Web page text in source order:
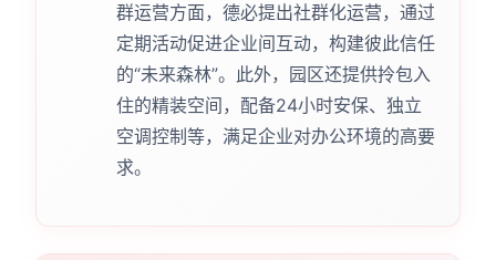
群运营方面，德必提出社群化运营，通过
定期活动促进企业间互动，构建彼此信任
的“未来森林”。此外，园区还提供拎包入
住的精装空间，配备24小时安保、独立
空调控制等，满足企业对办公环境的高要
求。